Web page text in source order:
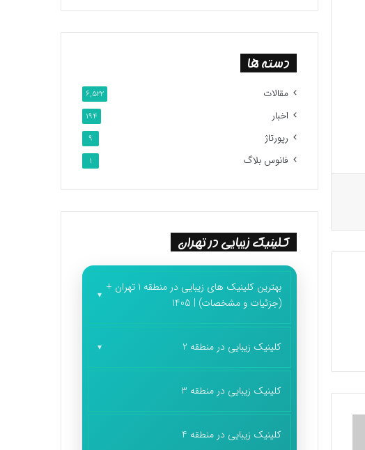
دسته ها
مقالات 6,522
اخبار 194
رپورتاژ 9
فانوس بلاگ 1
کلینیک زیبایی در تهران
بهترین کلینیک های زیبایی در منطقه 1 تهران +
(جزئیات و مشخصات) | 1405
کلینیک زیبایی در منطقه 2
کلینیک زیبایی در منطقه 3
کلینیک زیبایی در منطقه 4